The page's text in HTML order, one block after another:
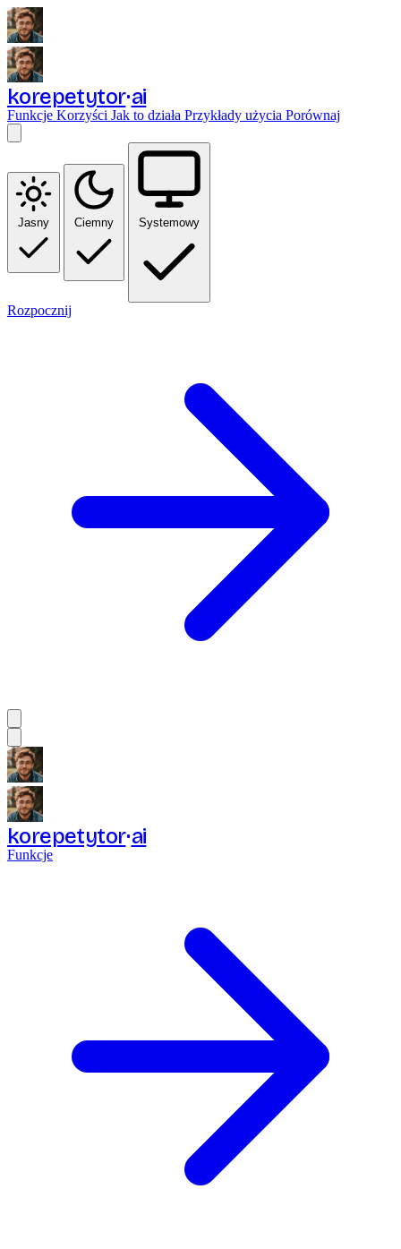
korepetytor ai
Funkcje Korzyści Jak to działa Przykłady użycia Porównaj
Jasny Ciemny Systemowy
Rozpocznij
korepetytor ai
Funkcje